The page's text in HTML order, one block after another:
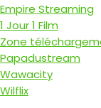
Empire Streaming
1 Jour 1 Film
Zone
Papadustream
Wawacity
Wilflix